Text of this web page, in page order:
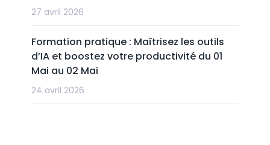
27 avril 2026
Formation pratique : Maîtrisez les outils
d’IA et boostez votre productivité du 01
Mai au 02 Mai
24 avril 2026